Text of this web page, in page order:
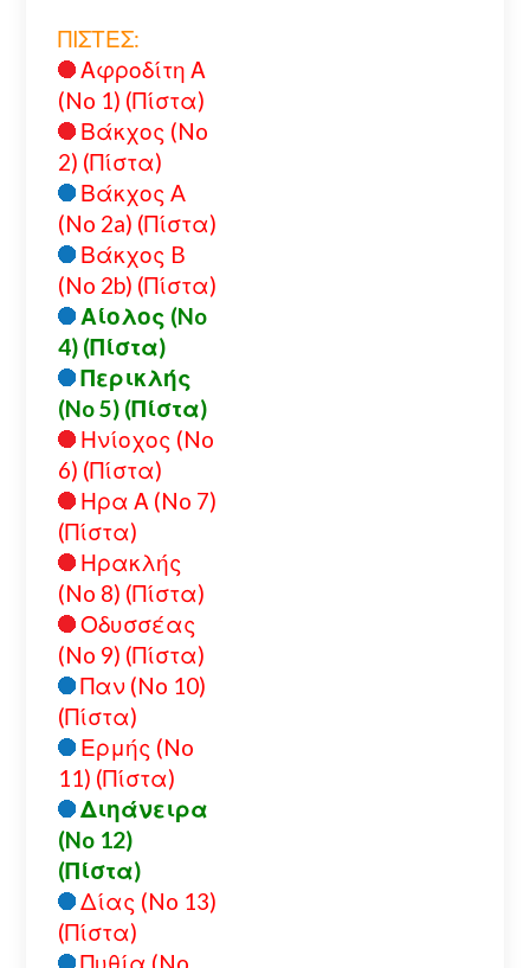
ΠΙΣΤΕΣ:
Αφροδίτη Α
(No 1) (Πίστα)
Βάκχος (No
2) (Πίστα)
Βάκχος A
(No 2a) (Πίστα)
Βάκχος B
(No 2b) (Πίστα)
Αίολος (No
4) (Πίστα)
Περικλής
(No 5) (Πίστα)
Ηνίοχος (No
6) (Πίστα)
Ηρα Α (No 7)
(Πίστα)
Ηρακλής
(No 8) (Πίστα)
Οδυσσέας
(No 9) (Πίστα)
Παν (No 10)
(Πίστα)
Ερμής (No
11) (Πίστα)
Διηάνειρα
(No 12)
(Πίστα)
Δίας (No 13)
(Πίστα)